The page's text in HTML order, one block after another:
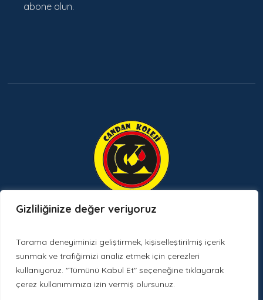
Gizliliğinize değer veriyoruz
Tarama deneyiminizi geliştirmek, kişiselleştirilmiş içerik
sunmak ve trafiğimizi analiz etmek için çerezleri
kullanıyoruz. "Tümünü Kabul Et" seçeneğine tıklayarak
çerez kullanımımıza izin vermiş olursunuz.
abone olun.